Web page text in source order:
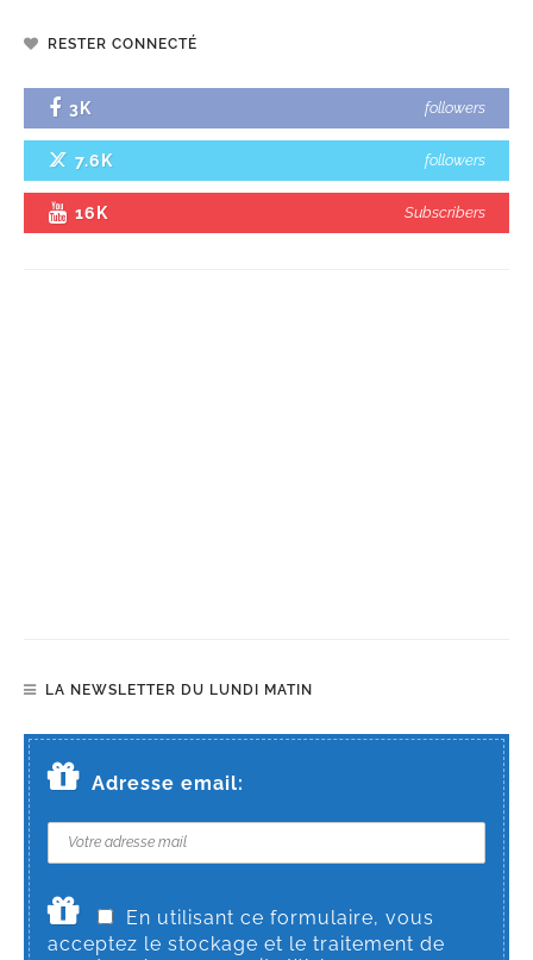
RESTER CONNECTÉ
3K followers
7.6K followers
16K Subscribers
LA NEWSLETTER DU LUNDI MATIN
Adresse email:
En utilisant ce formulaire, vous
acceptez le stockage et le traitement de